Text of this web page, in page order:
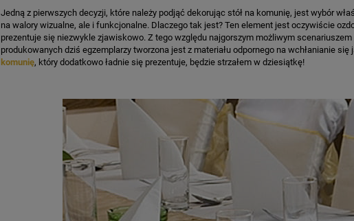
PUDEŁECZKA PODZIĘKOWANIE ZŁOTA
KORONKA KWADRAT 10SZT
GIRLANDA BIAŁE PIÓRKA ZE
Jedną z pierwszych decyzji, które należy podjąć dekorując stół na komunię, jest wybór
na walory wizualne, ale i funkcjonalne. Dlaczego tak jest? Ten element jest oczywiście
prezentuje się niezwykle zjawiskowo. Z tego względu najgorszym możliwym
produkowanych dziś egzemplarzy tworzona jest z materiału odpornego na wchłanianie
komunię, który dodatkowo ładnie się prezentuje, będzie strzałem w dziesiątkę!